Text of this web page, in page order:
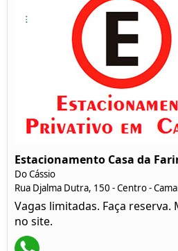
Estacionamento Casa da
Do Cássio
Rua Djalma Dutra, 150 - Centro -
Vagas limitadas. Faça
no site.